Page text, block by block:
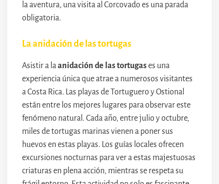
la aventura, una visita al Corcovado es una parada
obligatoria.
La anidación de las tortugas
Asistir a laanidación de las tortugases una
experiencia única que atrae a numerosos visitantes
a Costa Rica. Las playas de Tortuguero y Ostional
están entre los mejores lugares para observar este
fenómeno natural. Cada año, entre julio y octubre,
miles de tortugas marinas vienen a poner sus
huevos en estas playas. Los guías locales ofrecen
excursiones nocturnas para ver a estas majestuosas
criaturas en plena acción, mientras se respeta su